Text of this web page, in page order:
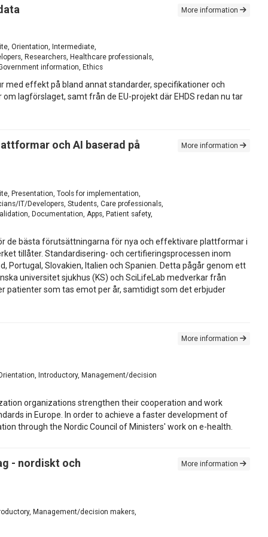
Orientation, Intermediate,
Researchers, Healthcare professionals,
information, Ethics
More information
effekt på bland annat standarder, specifikationer och
lagförslaget, samt från de EU-projekt där EHDS redan nu tar
och AI baserad på
Presentation, Tools for implementation,
IT/Developers, Students, Care professionals,
Documentation, Apps, Patient safety,
More information
de bästa förutsättningarna för nya och effektivare plattformar i
tillåter. Standardisering- och certifieringsprocessen inom
Portugal, Slovakien, Italien och Spanien. Detta pågår genom ett
universitet sjukhus (KS) och SciLifeLab medverkar från
patienter som tas emot per år, samtidigt som det erbjuder
Introductory, Management/decision
More information
organizations strengthen their cooperation and work
in Europe. In order to achieve a faster development of
through the Nordic Council of Ministers' work on e-health.
- nordiskt och
Management/decision makers,
More information